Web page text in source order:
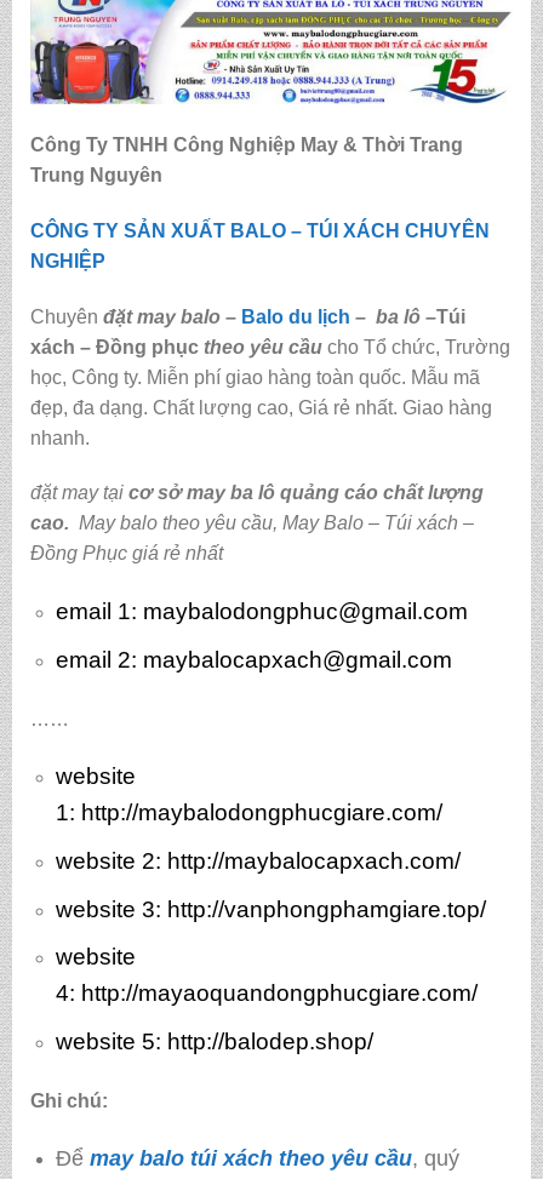
Công Ty TNHH Công Nghiệp May & Thời Trang
Trung Nguyên
CÔNG TY SẢN XUẤT BALO – TÚI XÁCH CHUYÊN
NGHIỆP
Chuyên đặt may balo– Balo du lịch – ba lô –Túi
xách – Đồng phục theo yêu cầu cho Tổ chức, Trường
học, Công ty. Miễn phí giao hàng toàn quốc. Mẫu mã
đẹp, đa dạng. Chất lượng cao, Giá rẻ nhất. Giao hàng
nhanh.
đặt may tại cơ sở may ba lô quảng cáo chất lượng
cao. May balo theo yêu cầu, May Balo – Túi xách –
Đồng Phục giá rẻ nhất
email 1: maybalodongphuc@gmail.com
email 2: maybalocapxach@gmail.com
……
website
1: http://maybalodongphucgiare.com/
website 2: http://maybalocapxach.com/
website 3: http://vanphongphamgiare.top/
website
4: http://mayaoquandongphucgiare.com/
website 5: http://balodep.shop/
Ghi chú:
Để may balo túi xách theo yêu cầu, quý